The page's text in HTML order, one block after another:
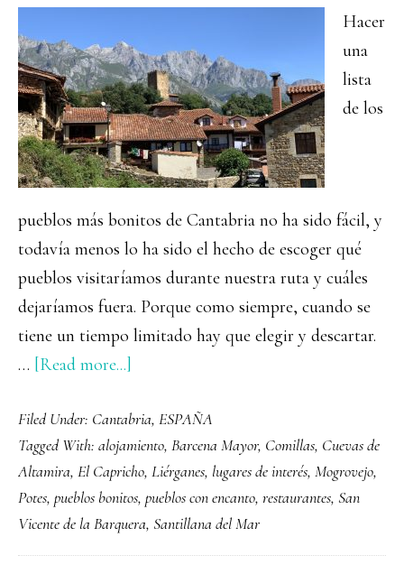
Hacer
una
lista
de los
pueblos más bonitos de Cantabria no ha sido fácil, y
todavía menos lo ha sido el hecho de escoger qué
pueblos visitaríamos durante nuestra ruta y cuáles
dejaríamos fuera. Porque como siempre, cuando se
tiene un tiempo limitado hay que elegir y descartar.
… [Read more...]
8
pueblos
más
bonitos
de
Filed Under: Cantabria, ESPAÑA
Tagged With: alojamiento, Barcena Mayor, Comillas, Cuevas de
Altamira, El Capricho, Liérganes, lugares de interés, Mogrovejo,
Potes, pueblos bonitos, pueblos con encanto, restaurantes, San
Vicente de la Barquera, Santillana del Mar